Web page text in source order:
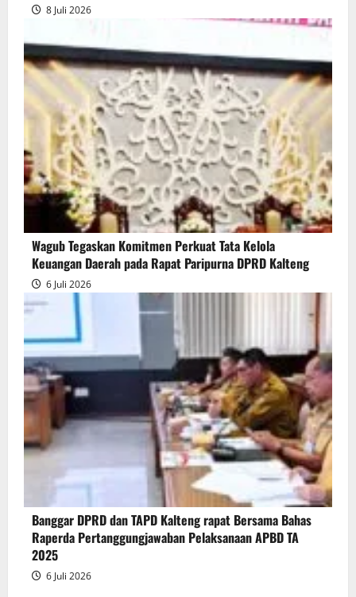
8 Juli 2026
Wagub Tegaskan Komitmen Perkuat Tata Kelola
Keuangan Daerah pada Rapat Paripurna DPRD Kalteng
6 Juli 2026
Banggar DPRD dan TAPD Kalteng rapat Bersama Bahas
Raperda Pertanggungjawaban Pelaksanaan APBD TA
2025
6 Juli 2026